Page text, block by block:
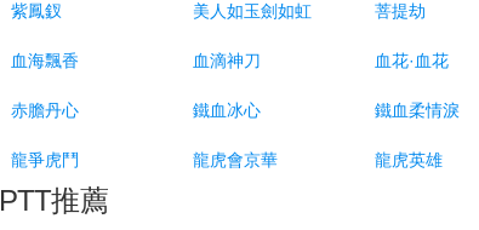
紫鳳釵 美人如玉劍如虹 菩提劫
血海飄香 血滴神刀 血花·血花
赤膽丹心 鐵血冰心 鐵血柔情淚
龍爭虎鬥 龍虎會京華 龍虎英雄
PTT推薦